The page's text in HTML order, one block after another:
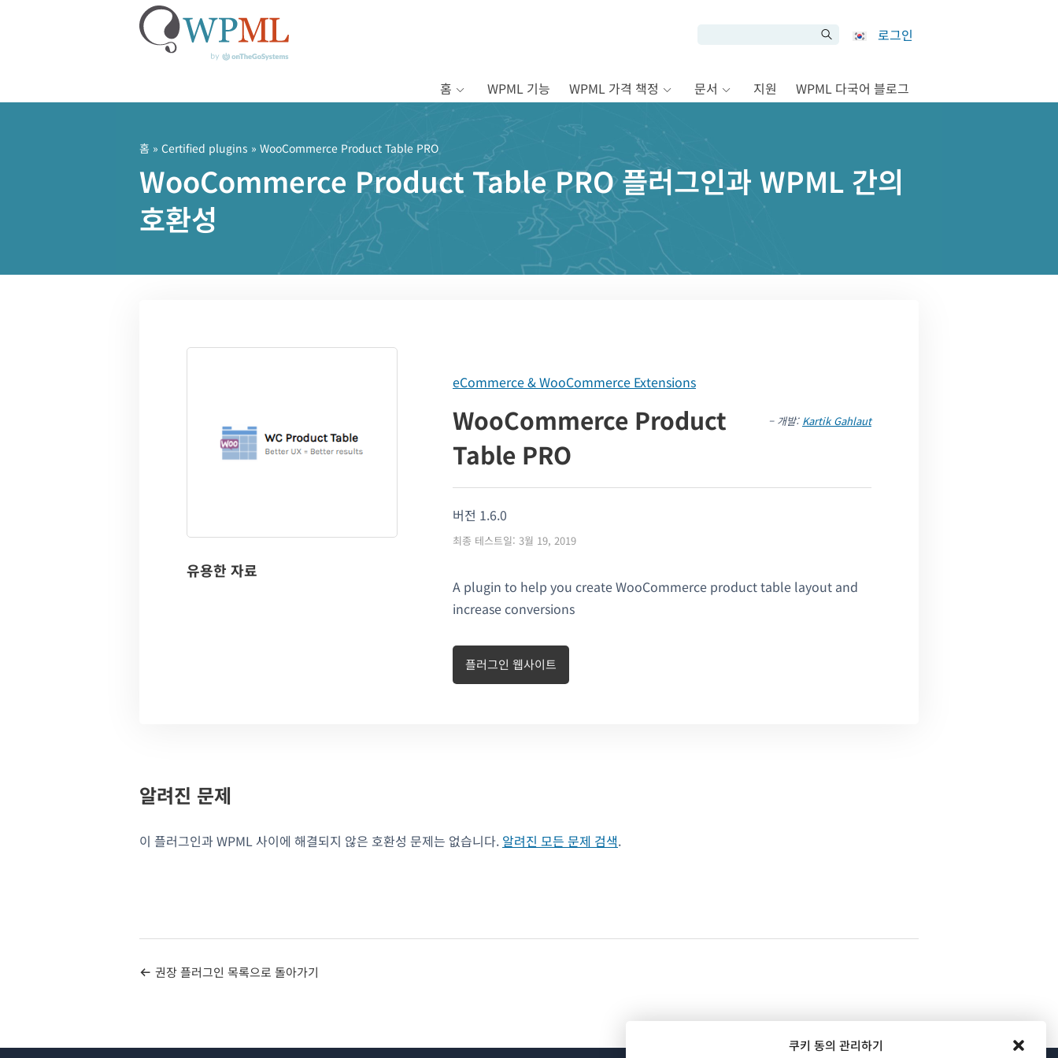
쿠키 동의 관리하기
로그인
홈 WPML 기능 WPML 가격 책정 문서 지원 WPML 다국어 블로그
홈 » Certified plugins » WooCommerce Product Table PRO
WooCommerce Product Table PRO 플러그인과 WPML 간의
호환성
유용한 자료
eCommerce & WooCommerce Extensions
WooCommerce Product
Table PRO
– 개발: Kartik Gahlaut
버전 1.6.0
최종 테스트일: 3월 19, 2019
A plugin to help you create WooCommerce product table layout and
increase conversions
플러그인 웹사이트
알려진 문제
이 플러그인과 WPML 사이에 해결되지 않은 호환성 문제는 없습니다. 알려진 모든 문제 검색.
권장 플러그인 목록으로 돌아가기